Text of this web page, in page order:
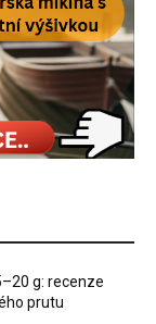
g: recenze
prutu